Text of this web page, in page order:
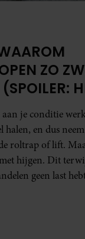
ZO
JE
aan je conditie
halen, en dus
roltrap of lift.
hijgen. Dit
geen last